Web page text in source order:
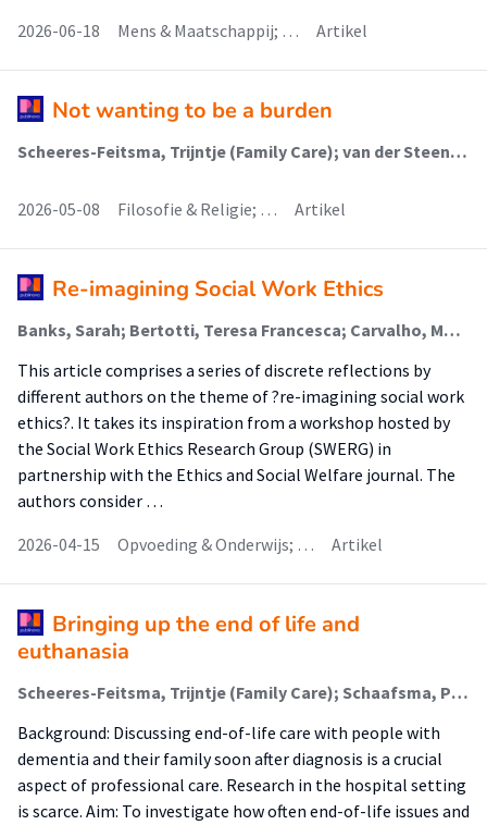
2026-06-18
Mens & Maatschappij; … Artikel
Not wanting to be a burden
Scheeres-Feitsma, Trijntje (Family Care); van der Steen, Jenny T; Schaafsma, Petruschka
2026-05-08 Filosofie & Religie; … Artikel
Re-imagining Social Work Ethics
Banks, Sarah; Bertotti, Teresa Francesca; Carvalho, Maria Irene; Cuenca, Mercedes; Forlenza, Daria; Gemara, Netanel; Gillet, François; Grabinski, Eva; Groothoff, Richard (Safe And Healthy Upbringing); Reimer, Elizabeth; Segal, Michal
This article comprises a series of discrete reflections by
different authors on the theme of ?re-imagining social work
ethics?. It takes its inspiration from a workshop hosted by
the Social Work Ethics Research Group (SWERG) in
partnership with the Ethics and Social Welfare journal. The
authors consider …
2026-04-15
Opvoeding & Onderwijs; … Artikel
Bringing up the end of life and
euthanasia
Scheeres-Feitsma, Trijntje (Family Care); Schaafsma, Petruschka; van Kempen, Janneke; van der Steen, Jenny T
Background: Discussing end-of-life care with people with
dementia and their family soon after diagnosis is a crucial
aspect of professional care. Research in the hospital setting
is scarce. Aim: To investigate how often end-of-life issues and